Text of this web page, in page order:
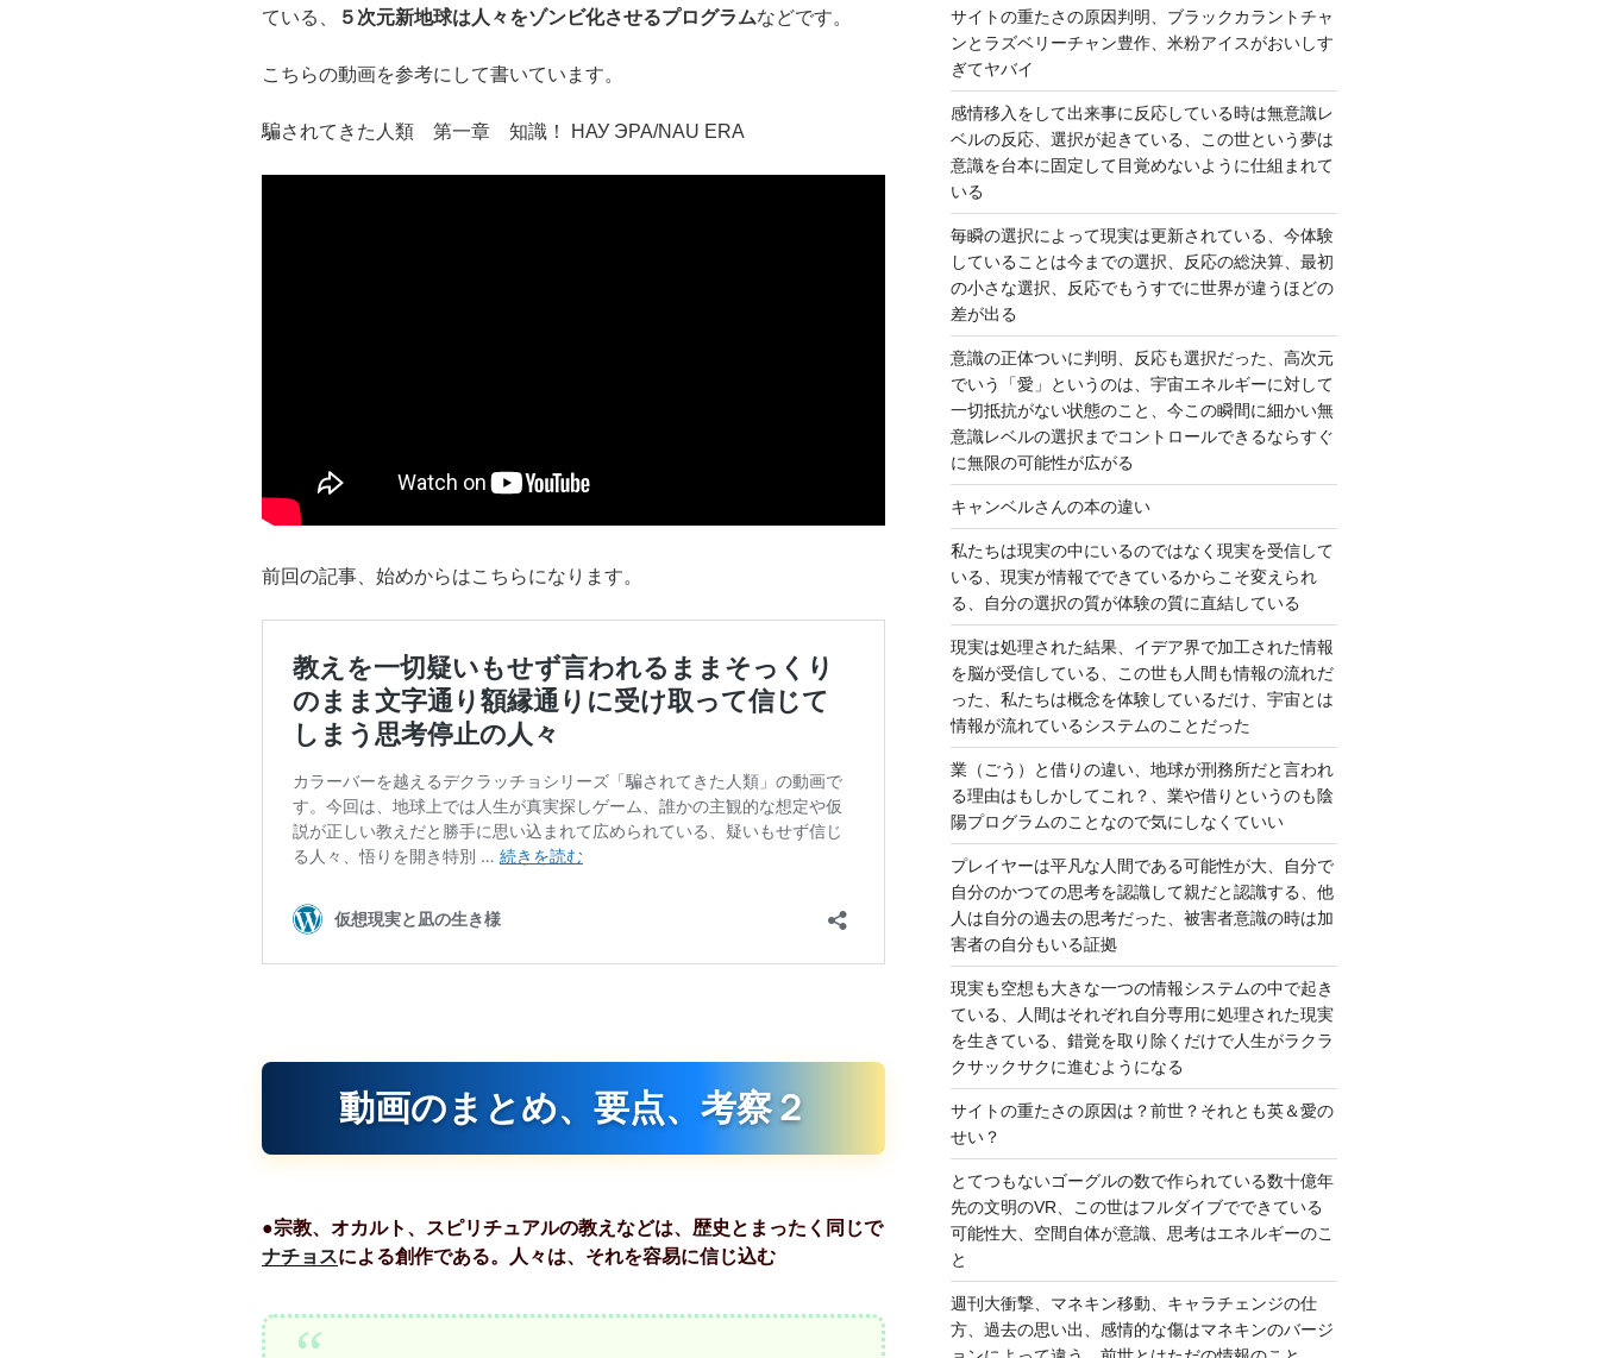
ている、
５次元新地球は人々をゾンビ化させるプログラムなどです。
こちらの動画を参考にして書いています。
騙されてきた人類 第一章 知識！ НАУ ЭРА/NAU ERA
前回の記事、始めからはこちらになります。
動画のまとめ、要点、考察２
●宗教、オカルト、スピリチュアルの教えなどは、歴史とまったく同じで
ナチョスによる創作である。人々は、それを容易に信じ込む
サイトの重たさの原因判明、ブラックカラントチャ
ンとラズベリーチャン豊作、米粉アイスがおいしす
ぎてヤバイ
感情移入をして出来事に反応している時は無意識レ
ベルの反応、選択が起きている、この世という夢は
意識を台本に固定して目覚めないように仕組まれて
いる
毎瞬の選択によって現実は更新されている、今体験
していることは今までの選択、反応の総決算、最初
の小さな選択、反応でもうすでに世界が違うほどの
差が出る
意識の正体ついに判明、反応も選択だった、高次元
でいう「愛」というのは、宇宙エネルギーに対して
一切抵抗がない状態のこと、今この瞬間に細かい無
意識レベルの選択までコントロールできるならすぐ
に無限の可能性が広がる
キャンベルさんの本の違い
私たちは現実の中にいるのではなく現実を受信して
いる、現実が情報でできているからこそ変えられ
る、自分の選択の質が体験の質に直結している
現実は処理された結果、イデア界で加工された情報
を脳が受信している、この世も人間も情報の流れだ
った、私たちは概念を体験しているだけ、宇宙とは
情報が流れているシステムのことだった
業（ごう）と借りの違い、地球が刑務所だと言われ
る理由はもしかしてこれ？、業や借りというのも陰
陽プログラムのことなので気にしなくていい
プレイヤーは平凡な人間である可能性が大、自分で
自分のかつての思考を認識して親だと認識する、他
人は自分の過去の思考だった、被害者意識の時は加
害者の自分もいる証拠
現実も空想も大きな一つの情報システムの中で起き
ている、人間はそれぞれ自分専用に処理された現実
を生きている、錯覚を取り除くだけで人生がラクラ
クサックサクに進むようになる
サイトの重たさの原因は？前世？それとも英＆愛の
せい？
とてつもないゴーグルの数で作られている数十億年
先の文明のVR、この世はフルダイブでできている
可能性大、空間自体が意識、思考はエネルギーのこ
と
週刊大衝撃、マネキン移動、キャラチェンジの仕
方、過去の思い出、感情的な傷はマネキンのバージ